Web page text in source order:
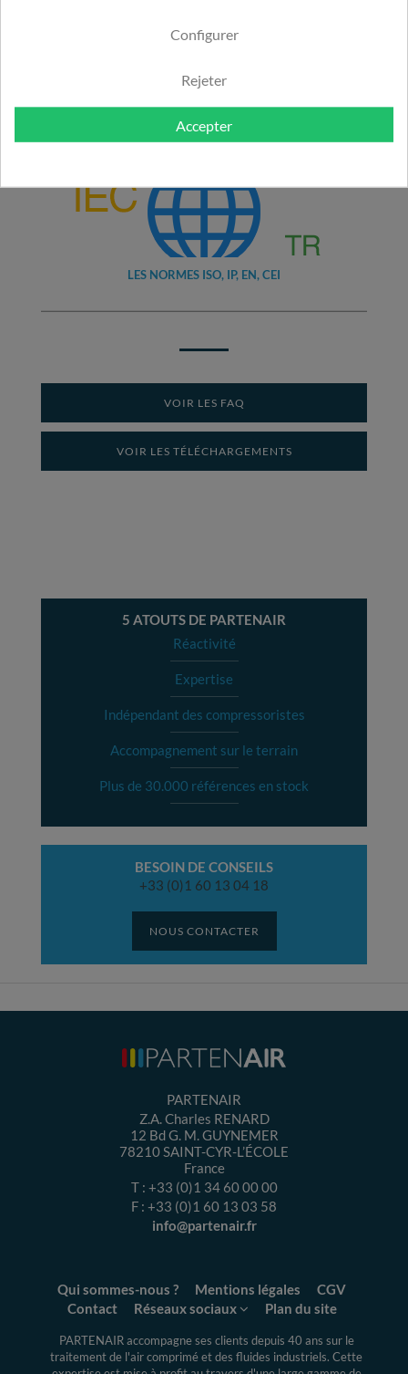
PARAMÉTRER LE REPORT D'ALARME ?
LES NORMES ISO, IP, EN, CEI
VOIR LES FAQ
VOIR LES TÉLÉCHARGEMENTS
5 ATOUTS DE PARTENAIR
Réactivité
Expertise
Indépendant des compressoristes
Accompagnement sur le terrain
Plus de 30.000 références en stock
BESOIN DE CONSEILS
+33 (0)1 60 13 04 18
NOUS CONTACTER
PARTENAIR
Z.A. Charles RENARD
12 Bd G. M. GUYNEMER
78210SAINT-CYR-L’ÉCOLE
France
T : +33 (0)1 34 60 00 00
F : +33 (0)1 60 13 03 58
info@partenair.fr
Qui sommes-nous ? Mentions légales
CGV
Contact
Réseaux sociaux Plan du site
PARTENAIR accompagne ses clients depuis 40 ans sur le
traitement de l'air comprimé et des fluides industriels. Cette
Configurer
Rejeter
Accepter